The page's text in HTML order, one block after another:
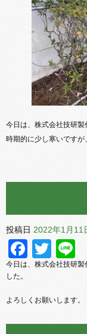
今日は、株式会社技研製
時期的に少し寒いですが
投稿日 2022年1月11
今日は、株式会社技研
した。
よろしくお願いします。